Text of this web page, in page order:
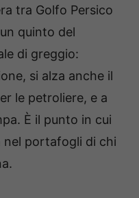
tra Golfo Persico
quinto del
di greggio:
si alza anche il
le petroliere, e a
È il punto in cui
portafogli di chi